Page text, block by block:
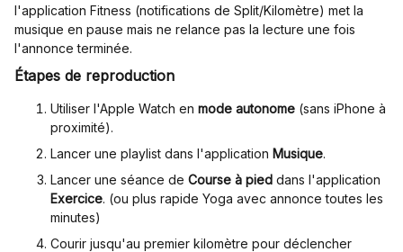
l'application Fitness (notifications de Split/Kilomètre) met la
musique en pause mais ne relance pas la lecture une fois
l'annonce terminée.
Étapes de reproduction
Utiliser l'Apple Watch en mode autonome (sans iPhone à
proximité).
Lancer une playlist dans l'application Musique.
Lancer une séance de Course à pied dans l'application
Exercice. (ou plus rapide Yoga avec annonce toutes les
minutes)
Courir jusqu'au premier kilomètre pour déclencher